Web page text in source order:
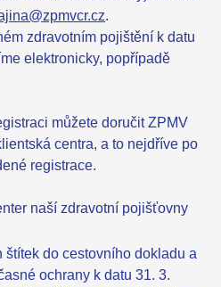
.
zdravotním pojištění k datu
elektronicky, popřípadě
můžete doručit ZPMV
centra, a to nejdříve po
registrace.
naší zdravotní pojišťovny
štítek do cestovního dokladu a
ochrany k datu 31. 3.